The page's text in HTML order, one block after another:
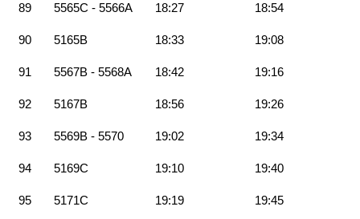
89 5565C - 5566A 18:27 18:54
90 5165B 18:33 19:08
91 5567B - 5568A 18:42 19:16
92 5167B 18:56 19:26
93 5569B - 5570 19:02 19:34
94 5169C 19:10 19:40
95 5171C 19:19 19:45